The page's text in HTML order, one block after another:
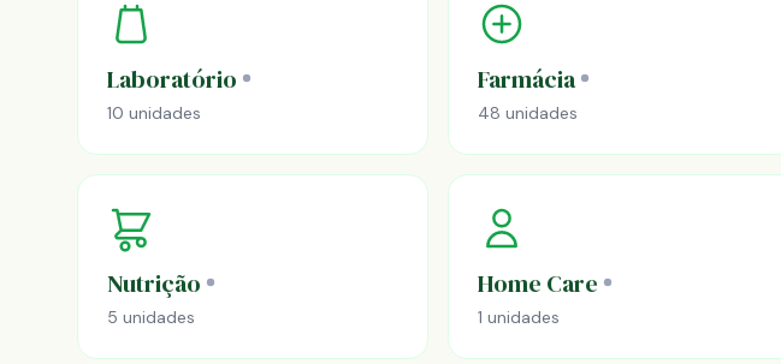
Laboratório
10 unidades
Farmácia
48 unidades
Nutrição
5 unidades
Home Care
1 unidades